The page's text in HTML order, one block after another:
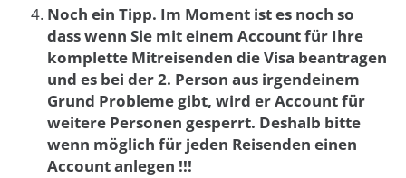
Noch ein Tipp. Im Moment ist es noch so
dass wenn Sie mit einem Account für Ihre
komplette Mitreisenden die Visa beantragen
und es bei der 2. Person aus irgendeinem
Grund Probleme gibt, wird er Account für
weitere Personen gesperrt. Deshalb bitte
wenn möglich für jeden Reisenden einen
Account anlegen !!!